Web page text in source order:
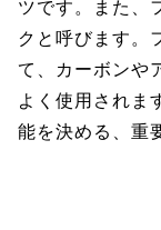
ツです。また、
クと呼びます。
て、カーボンや
よく使用されま
能を決める、重